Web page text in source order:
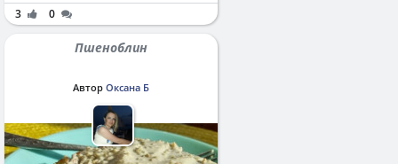
3 0
Пшеноблин
Автор Оксана Б